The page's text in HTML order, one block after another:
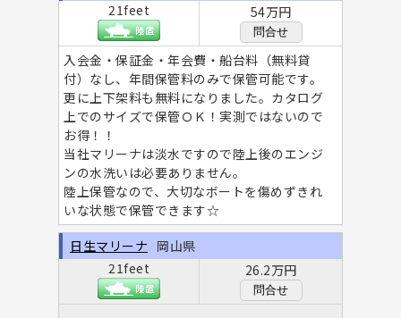
21feet 54万円
問合せ
入会金・保証金・年会費・船台料（無料貸
付）なし、年間保管料のみで保管可能です。
更に上下架料も無料になりました。カタログ
上でのサイズで保管ＯＫ！実測ではないので
お得！！
当社マリーナは淡水ですので陸上後のエンジ
ンの水洗いは必要ありません。
陸上保管なので、大切なボートを傷めずきれ
いな状態で保管できます☆
21feet 26.2万円
問合せ
日生マリーナ 岡山県